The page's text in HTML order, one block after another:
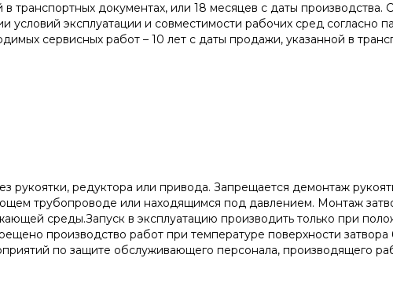
транспортных документах, или 18 месяцев с даты производства.
эксплуатации и совместимости рабочих сред согласно
сервисных работ – 10 лет с даты продажи, указанной в
рукоятки, редуктора или привода. Запрещается демонтаж
трубопроводе или находящимся под давлением. Монтаж
среды.Запуск в эксплуатацию производить только при
производство работ при температуре поверхности
по защите обслуживающего персонала, производящего